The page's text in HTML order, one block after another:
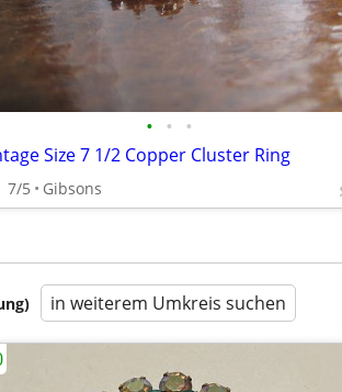
• • •
Size 7 1/2 Copper Cluster Ring
7/5 Gibsons
in weiterem Umkreis suchen